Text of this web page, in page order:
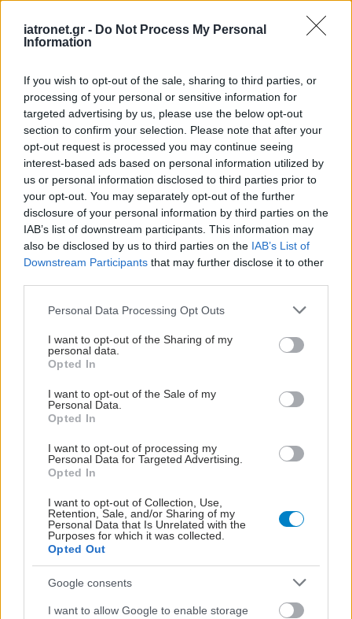
iatronet.gr - Do Not Process My Personal
Information
If you wish to opt-out of the sale, sharing to third parties, or
processing of your personal or sensitive information for
targeted advertising by us, please use the below opt-out
section to confirm your selection. Please note that after your
opt-out request is processed you may continue seeing
interest-based ads based on personal information utilized by
us or personal information disclosed to third parties prior to
your opt-out. You may separately opt-out of the further
disclosure of your personal information by third parties on the
IAB’s list of downstream participants. This information may
also be disclosed by us to third parties on the IAB’s List of
Downstream Participants that may further disclose it to other
Please note that this website/app uses one or more Google
not limited to your visit or usage behaviour. You may click to
grant or deny consent to Google and its third-party tags to
use your data for below specified purposes in below Google
consent section.
Personal Data Processing Opt Outs
I want to opt-out of the Sharing of my
personal data.
Opted In
I want to opt-out of the Sale of my
Personal Data.
Opted In
I want to opt-out of processing my
Personal Data for Targeted Advertising.
Opted In
I want to opt-out of Collection, Use,
Retention, Sale, and/or Sharing of my
Personal Data that Is Unrelated with the
Purposes for which it was collected.
Opted Out
Google consents
I want to allow Google to enable storage